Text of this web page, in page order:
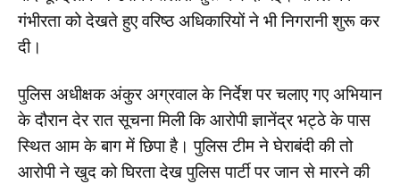
गंभीरता को देखते हुए वरिष्ठ अधिकारियों ने भी निगरानी शुरू कर
दी।
पुलिस अधीक्षक अंकुर अग्रवाल के निर्देश पर चलाए गए अभियान
के दौरान देर रात सूचना मिली कि आरोपी ज्ञानेंद्र भट्ठे के पास
स्थित आम के बाग में छिपा है। पुलिस टीम ने घेराबंदी की तो
आरोपी ने खुद को घिरता देख पुलिस पार्टी पर जान से मारने की